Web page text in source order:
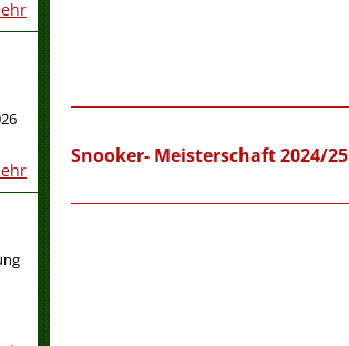
Snooker- Meisterschaft 2024/25